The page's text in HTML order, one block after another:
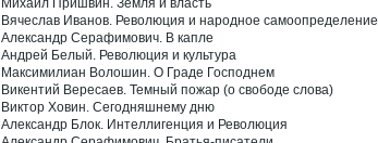
Михаил Пришвин. Земля и власть
Вячеслав Иванов. Революция и народное самоопределение
Александр Серафимович. В капле
Андрей Белый. Революция и культура
Максимилиан Волошин. О Граде Господнем
Викентий Вересаев. Темный пожар (о свободе слова)
Виктор Ховин. Сегодняшнему дню
Александр Блок. Интеллигенция и Революция